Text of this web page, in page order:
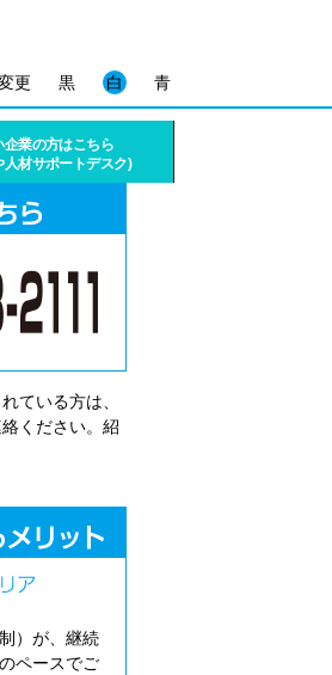
更 黒 白 青
企業の方はこちら
人材サポートデスク)
ている方は、
ください。紹
）が、継続
ペースでご